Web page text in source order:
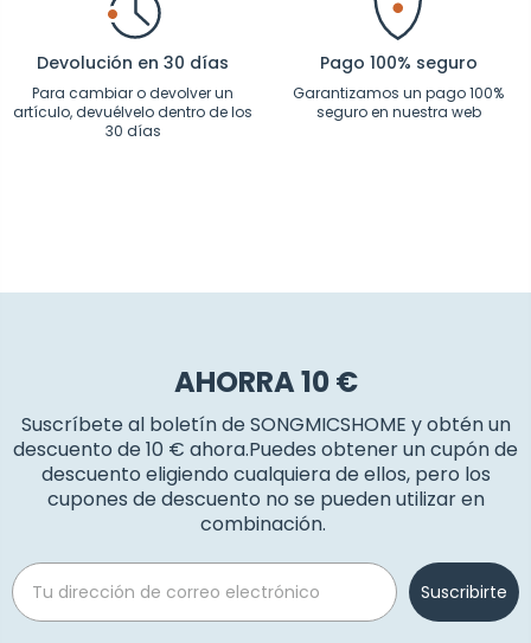
Devolución en 30 días
Para cambiar o devolver un
artículo, devuélvelo dentro de los
30 días
Pago 100% seguro
Garantizamos un pago 100%
seguro en nuestra web
AHORRA 10 €
Suscríbete al boletín de SONGMICSHOME y obtén un
descuento de 10 € ahora.Puedes obtener un cupón de
descuento eligiendo cualquiera de ellos, pero los
cupones de descuento no se pueden utilizar en
combinación.
Email
Suscribirte